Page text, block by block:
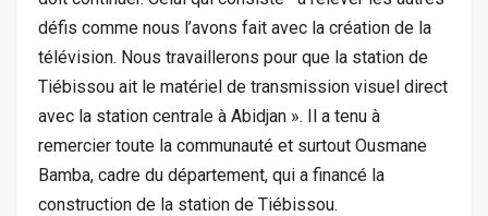
défis comme nous l’avons fait avec la création de la
télévision. Nous travaillerons pour que la station de
Tiébissou ait le matériel de transmission visuel direct
avec la station centrale à Abidjan ». Il a tenu à
remercier toute la communauté et surtout Ousmane
Bamba, cadre du département, qui a financé la
construction de la station de Tiébissou.